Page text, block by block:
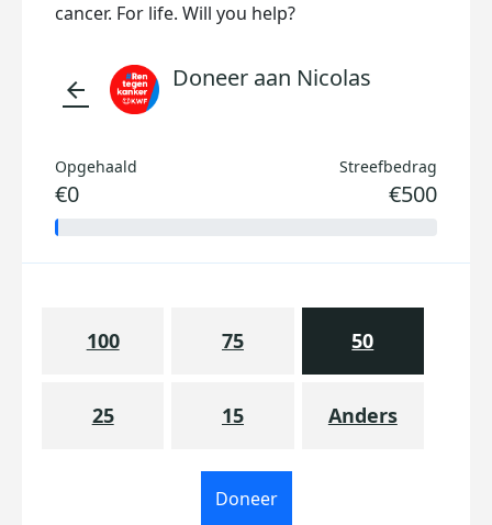
cancer. For life. Will you help?
arrow_back Doneer aan Nicolas
Opgehaald
€0
Streefbedrag
€500
100 75 50
25 15 Anders
Doneer